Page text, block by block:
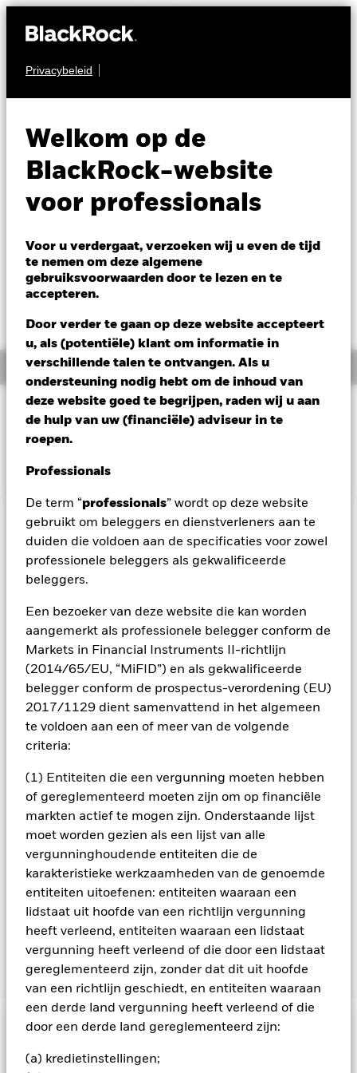
Privacybeleid
Welkom op de
BlackRock-website
voor professionals
Voor u verdergaat, verzoeken wij u even de tijd
te nemen om deze algemene
gebruiksvoorwaarden door te lezen en te
accepteren.
Door verder te gaan op deze website accepteert
u, als (potentiële) klant om informatie in
verschillende talen te ontvangen. Als u
ondersteuning nodig hebt om de inhoud van
deze website goed te begrijpen, raden wij u aan
de hulp van uw (financiële) adviseur in te
roepen.
Professionals
De term “professionals” wordt op deze website
gebruikt om beleggers en dienstverleners aan te
duiden die voldoen aan de specificaties voor zowel
professionele beleggers als gekwalificeerde
beleggers.
Een bezoeker van deze website die kan worden
aangemerkt als professionele belegger conform de
Markets in Financial Instruments II-richtlijn
(2014/65/EU, “MiFID”) en als gekwalificeerde
belegger conform de prospectus-verordening (EU)
2017/1129 dient samenvattend in het algemeen
te voldoen aan een of meer van de volgende
criteria:
(1) Entiteiten die een vergunning moeten hebben
of gereglementeerd moeten zijn om op financiële
markten actief te mogen zijn. Onderstaande lijst
moet worden gezien als een lijst van alle
vergunninghoudende entiteiten die de
karakteristieke werkzaamheden van de genoemde
entiteiten uitoefenen: entiteiten waaraan een
lidstaat uit hoofde van een richtlijn vergunning
heeft verleend, entiteiten waaraan een lidstaat
vergunning heeft verleend of die door een lidstaat
gereglementeerd zijn, zonder dat dit uit hoofde
van een richtlijn geschiedt, en entiteiten waaraan
een derde land vergunning heeft verleend of die
door een derde land gereglementeerd zijn:
(a) kredietinstellingen;
GRONDSTOFFEN
SPLT
Platinum ETC
USD 24,59
Verandering NAV 1 dag per 05/aug/2026
USD 0,18 (0,74%)
Totaalrendement per 04/aug/2026
Overzicht
BELEGGINGSDOEL
spotprijs voor platina.
BELANGRIJKE GEGEVENS: Kapitaalrisico.De waarde en
het rendement van beleggingen kunnen dalen en stijgen, en
zijn niet gegarandeerd. Beleggers verliezen mogelijk hun
oorspronkelijke inleg.
fluctueren. Uw oorspronkelijke inleg is niet gegarandeerd. De
effecten die iShares Physical Metals plc uitgeeft zijn
obligaties met beperkt regresrecht, die uitsluitend betaalbaar
zijn vanuit de onderliggende gewaarborgde bezittingen.
Indien de gewaarborgde bezittingen onvoldoende zijn,
blijven eventuele resterende vorderingen onbetaald. ETC's
streven naar blootstelling aan een beperkt aantal
marktsectoren. In vergelijking met beleggingen die het
beleggingsrisico breder spreiden over verschillende sectoren
gevolgen hebben voor de totale waarde van deze ETC. De
prijzen van edelmetalen zijn gewoonlijk volatieler dan die van
de meeste andere activacategorieën, waardoor beleggingen
hierin riskanter en complexer zijn dan andere beleggingen.
ETC's worden net als effecten op de beurs verhandeld en
worden gekocht en verkocht tegen marktkoersen die kunnen
afwijken van de intrinsieke waarde van de ETF's.
De index is geen benchmark in de zin van Verordening (EU)
iShares Physical Platinum ETC
Risicometer
Performance